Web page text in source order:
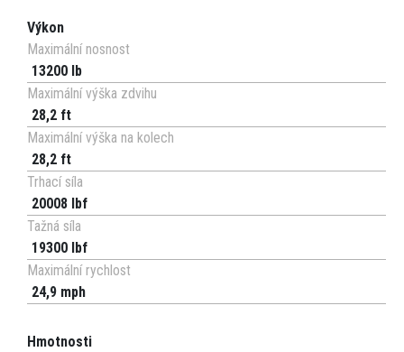
Výkon
Maximální nosnost
13200 lb
Maximální výška zdvihu
28,2 ft
Maximální výška na kolech
28,2 ft
Trhací síla
20008 lbf
Tažná síla
19300 lbf
Maximální rychlost
24,9 mph
Hmotnosti